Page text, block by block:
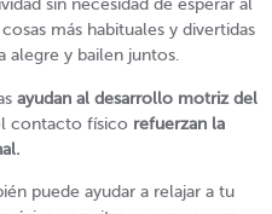
sin necesidad de esperar al
más habituales y divertidas
alegre y bailen juntos.
ayudan al desarrollo motriz del
contacto físico refuerzan la
puede ayudar a relajar a tu